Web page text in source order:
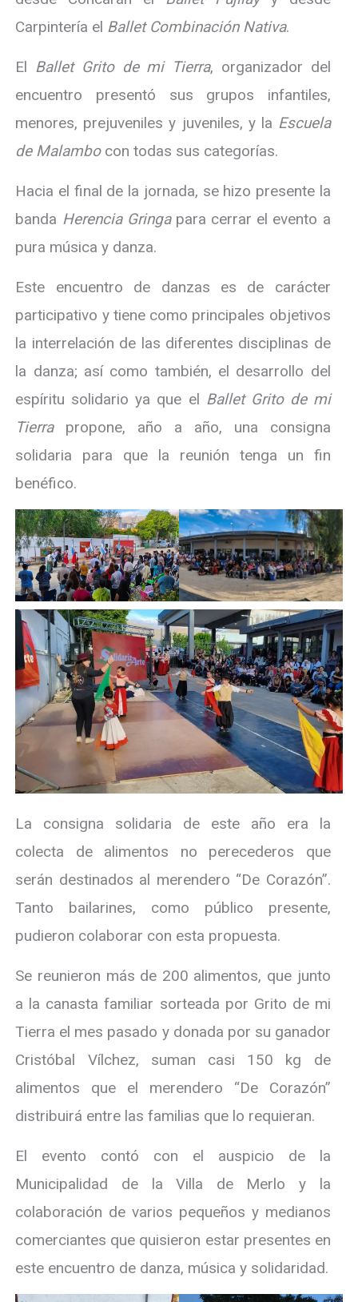
Carpintería el Ballet Combinación Nativa.
El Ballet Grito de mi Tierra, organizador del
encuentro presentó sus grupos infantiles,
menores, prejuveniles y juveniles, y la Escuela
de Malambocon todas sus categorías.
Hacia el final de la jornada, se hizo presente la
banda Herencia Gringapara cerrar el evento a
pura música y danza.
Este encuentro de danzas es de carácter
participativo y tiene como principales objetivos
la interrelación de las diferentes disciplinas de
la danza; así como también, el desarrollo del
espíritu solidario ya que el Ballet Grito de mi
Tierrapropone, año a año, una consigna
solidaria para que la reunión tenga un fin
benéfico.
La consigna solidaria de este año era la
colecta de alimentos no perecederos que
serán destinados al merendero “De Corazón”.
Tanto bailarines, como público presente,
pudieron colaborar con esta propuesta.
Se reunieron más de 200 alimentos, que junto
a la canasta familiar sorteada por Grito de mi
Tierra el mes pasado y donada por su ganador
Cristóbal Vílchez, suman casi 150 kg de
alimentos que el merendero “De Corazón”
distribuirá entre las familias que lo requieran.
El evento contó con el auspicio de la
Municipalidad de la Villa de Merlo y la
colaboración de varios pequeños y medianos
comerciantes que quisieron estar presentes en
este encuentro de danza, música y solidaridad.